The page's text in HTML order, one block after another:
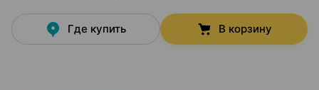
Где купить В корзину